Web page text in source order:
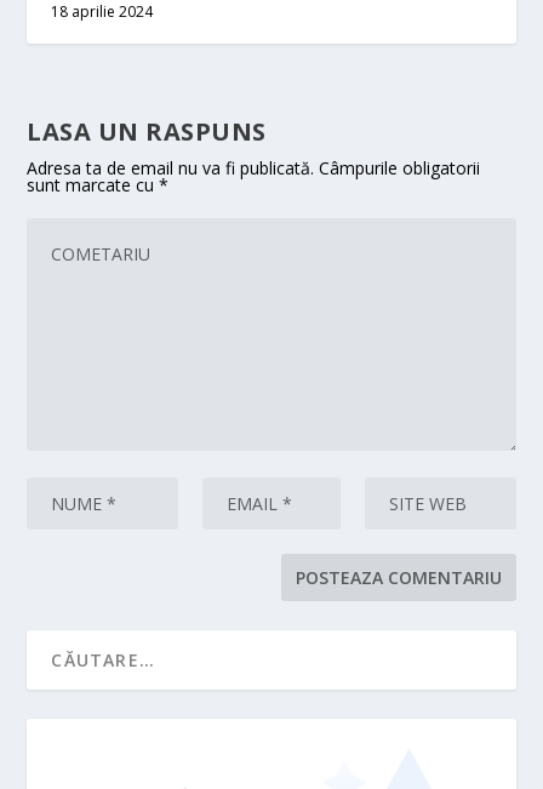
18 aprilie 2024
LASA UN RASPUNS
Adresa ta de email nu va fi publicată. Câmpurile obligatorii
sunt marcate cu*